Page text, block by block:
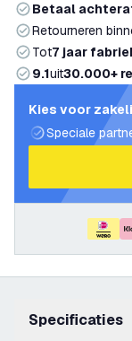
Betaal
Retourneren
Tot7 jaar
9.1uit30.000+
Kies voor
Speciale
Specificaties